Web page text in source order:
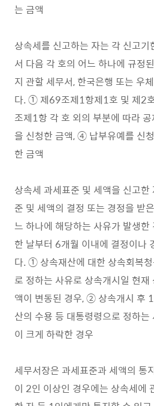
는 금액
상속세를 신고하는 자는 각 신고기
서 다음 각 호의 어느 하나에 규정
지 관할 세무서, 한국은행 또는 우
다. ① 제69조제1항제1호 및 제2
조제1항 각 호 외의 부분에 따라
을 신청한 금액, ④ 납부유예를 신
한 금액
상속세 과세표준 및 세액을 신고
준 및 세액의 결정 또는 경정을 받
느 하나에 해당하는 사유가 발생한
한 날부터 6개월 이내에 결정이나
다. ① 상속재산에 대한 상속회복
로 정하는 사유로 상속개시일 현
액이 변동된 경우, ② 상속개시 후
산의 수용 등 대통령령으로 정하
이 크게 하락한 경우
세무서장은 과세표준과 세액의 통
이 2인 이상인 경우에는 상속세에